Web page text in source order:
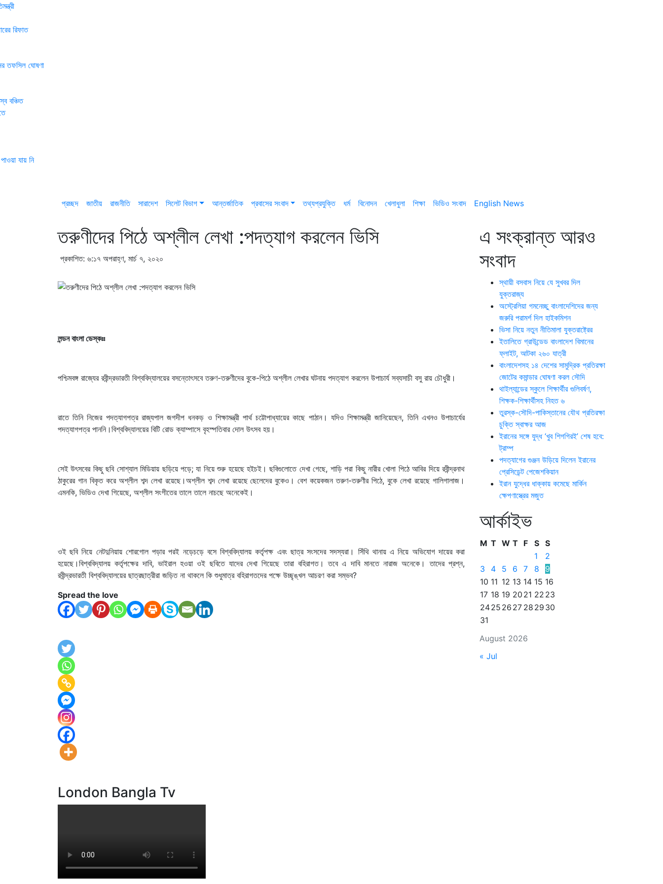
ঘোষণা
যায় নি
প্রচ্ছদ জাতীয় রাজনীতি সারাদেশ সিলেট বিভাগ আন্তর্জাতিক প্রবাসের সংবাদ তথ্যপ্রযুক্তি ধর্ম বিনোদন খেলাধুলা শিক্ষা ভিডিও সংবাদ English News
তরুণীদের পিঠে অশ্লীল লেখা :পদত্যাগ করলেন ভিসি
প্রকাশিত: ৬:১৭ অপরাহ্ণ, মার্চ ৭, ২০২০
লন্ডন বাংলা ডেস্কঃঃ
পশ্চিমবঙ্গ রাজ্যের রবীন্দ্রভারতী বিশ্ববিদ্যালয়ের বসন্তোৎসবে তরুণ-তরুণীদের বুকে-পিঠে অশ্লীল লেখার ঘটনায় পদত্যাগ করলেন উপাচার্য সব্যসাচী বসু রায় চৌধুরী।
রাতে তিনি নিজের পদত্যাগপত্র রাজ্যপাল জগদীপ ধনকড় ও শিক্ষামন্ত্রী পার্থ চট্টোপাধ্যায়ের কাছে পাঠান। যদিও শিক্ষামন্ত্রী জানিয়েছেন, তিনি এখনও উপাচার্যের
পদত্যাগপত্র পাননি।বিশ্ববিদ্যালয়ের বিটি রোড ক্যাম্পাসে বৃহস্পতিবার দোল উৎসব হয়।
সেই উৎসবের কিছু ছবি সোশ্যাল মিডিয়ায় ছড়িয়ে পড়ে; যা নিয়ে শুরু হয়েছে হইচই। ছবিগুলোতে দেখা গেছে, শাড়ি পরা কিছু নারীর খোলা পিঠে আবির দিয়ে রবীন্দ্রনাথ
ঠাকুরের গান বিকৃত করে অশ্লীল শব্দ লেখা রয়েছে।অশ্লীল শব্দ লেখা রয়েছে ছেলেদের বুকেও। বেশ কয়েকজন তরুণ-তরুণীর পিঠে, বুকে লেখা রয়েছে গালিগালাজ।
এমনকি, ভিডিও দেখা গিয়েছে, অশ্লীল সংগীতের তালে তালে নাচছে অনেকেই।
ওই ছবি নিয়ে নেটদুনিয়ায় শোরগোল পড়ার পরই নড়েচড়ে বসে বিশ্ববিদ্যালয় কর্তৃপক্ষ এবং ছাত্র সংসদের সদস্যরা। সিঁথি থানায় এ নিয়ে অভিযোগ দায়ের করা
হয়েছে।বিশ্ববিদ্যালয় কর্তৃপক্ষের দাবি, ভাইরাল হওয়া ওই ছবিতে যাদের দেখা গিয়েছে তারা বহিরাগত। তবে এ দাবি মানতে নারাজ অনেকে। তাদের প্রশ্ন,
রবীন্দ্রভারতী বিশ্ববিদ্যালয়ের ছাত্রছাত্রীরা জড়িত না থাকলে কি শুধুমাত্র বহিরাগতদের পক্ষে উচ্ছৃঙ্খল আচরণ করা সম্ভব?
Spread the love
এ সংক্রান্ত আরও
সংবাদ
স্থায়ী বসবাস নিয়ে যে সুখবর দিল
যুক্তরাজ্য
অস্ট্রেলিয়া গমনেচ্ছু বাংলাদেশিদের জন্য
জরুরি পরামর্শ দিল হাইক‌মিশন
ভিসা নিয়ে নতুন নীতিমালা যুক্তরাষ্ট্রের
ইতালিতে গ্রাউন্ডেড বাংলাদেশ বিমানের
ফ্লাইট, আটকা ২৬০ যাত্রী
বাংলাদেশসহ ১৪ দেশের সামুদ্রিক প্রতিরক্ষা
জোটের কমান্ডার ঘোষণা করল সৌদি
থাইল্যান্ডের স্কুলে শিক্ষার্থীর গুলিবর্ষণ,
শিক্ষক-শিক্ষার্থীসহ নিহত ৬
তুরস্ক-সৌদি-পাকিস্তানের যৌথ প্রতিরক্ষা
চুক্তি স্বাক্ষর আজ
ইরানের সঙ্গে যুদ্ধ ‘খুব শিগগিরই’ শেষ হবে:
ট্রাম্প
পদত্যাগের গুঞ্জন উড়িয়ে দিলেন ইরানের
প্রেসিডেন্ট পেজেশকিয়ান
ইরান যুদ্ধের ধাক্কায় কমেছে মার্কিন
ক্ষেপণাস্ত্রের মজুত
আর্কাইভ
August 2026
M T W T F S S
1
2
3
4 5 6 7 8
9
10 11 12 13 14 15 16
17 18 19 20 21 22 23
2425 26 27 28 29 30
31
« Jul
London Bangla Tv